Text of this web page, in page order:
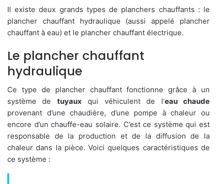
Il existe deux grands types de planchers chauffants : le
plancher chauffant hydraulique (aussi appelé plancher
chauffant à eau) et le plancher chauffant électrique.
Le plancher chauffant
hydraulique
Ce type de plancher chauffant fonctionne grâce à un
système de tuyaux qui véhiculent de l’eau chaude
provenant d’une chaudière, d’une pompe à chaleur ou
encore d’un chauffe-eau solaire. C’est ce système qui est
responsable de la production et de la diffusion de la
chaleur dans la pièce. Voici quelques caractéristiques de
ce système :